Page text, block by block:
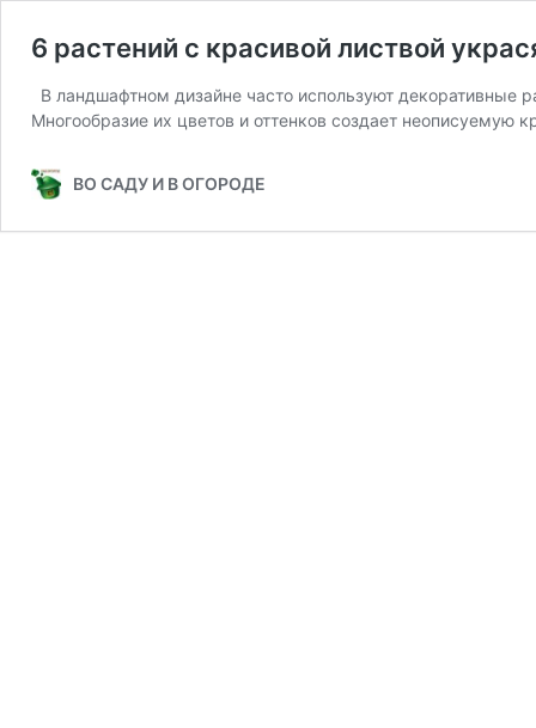
6 растений с красивой листвой
В ландшафтном дизайне часто используют декоративные
Многообразие их цветов и оттенков создает неописуемую
ВО САДУ И В ОГОРОДЕ